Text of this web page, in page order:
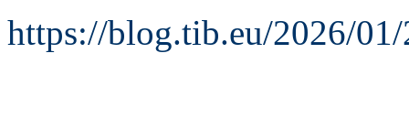
https://blog.tib.eu/2026/